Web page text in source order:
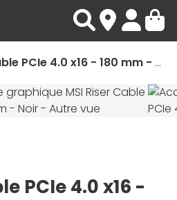
MSI Riser Cable PCIe 4.0 x16 - 180 mm - Noir
PCIe 4.0 x16 -